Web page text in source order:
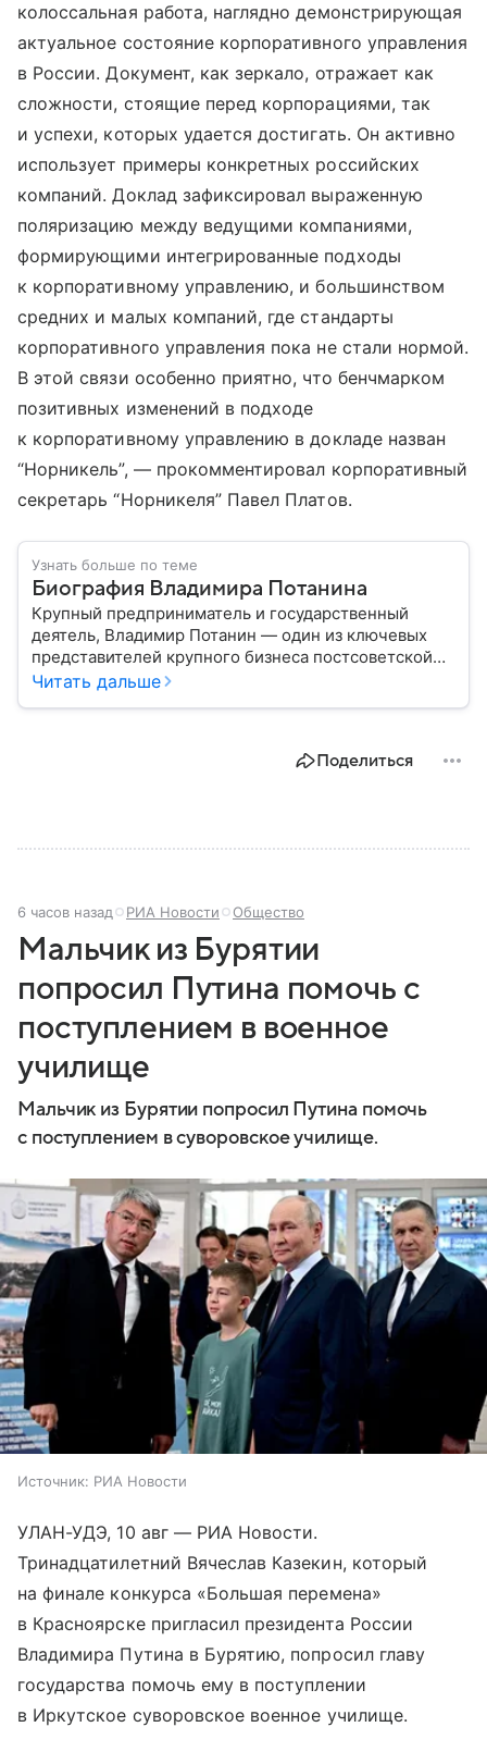
колоссальная работа, наглядно демонстрирующая
актуальное состояние корпоративного управления
в России. Документ, как зеркало, отражает как
сложности, стоящие перед корпорациями, так
и успехи, которых удается достигать. Он активно
использует примеры конкретных российских
компаний. Доклад зафиксировал выраженную
поляризацию между ведущими компаниями,
формирующими интегрированные подходы
к корпоративному управлению, и большинством
средних и малых компаний, где стандарты
корпоративного управления пока не стали нормой.
В этой связи особенно приятно, что бенчмарком
позитивных изменений в подходе
к корпоративному управлению в докладе назван
“Норникель”, — прокомментировал корпоративный
секретарь “Норникеля” Павел Платов.
Узнать больше по теме
Биография Владимира Потанина
Крупный предприниматель и государственный
деятель, Владимир Потанин — один из ключевых
представителей крупного бизнеса постсоветской
России. Он известен как многолетний участник
Читать дальше
Поделиться
6 часов назад РИА Новости Общество
Мальчик из Бурятии
попросил Путина помочь с
поступлением в военное
училище
Мальчик из Бурятии попросил Путина помочь
с поступлением в суворовское училище.
Источник: РИА Новости
УЛАН-УДЭ, 10 авг — РИА Новости.
Тринадцатилетний Вячеслав Казекин, который
на финале конкурса «Большая перемена»
в Красноярске пригласил президента России
Владимира Путина в Бурятию, попросил главу
государства помочь ему в поступлении
в Иркутское суворовское военное училище.